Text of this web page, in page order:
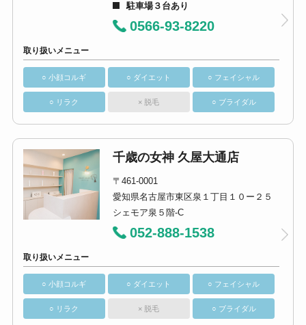
駐車場３台あり
0566-93-8220
取り扱いメニュー
○ 小顔コルギ ○ ダイエット ○ フェイシャル
○ リラク × 脱毛 ○ ブライダル
千歳の女神 久屋大通店
〒461-0001
愛知県名古屋市東区泉１丁目１０ー２５
シェモア泉５階-C
052-888-1538
取り扱いメニュー
○ 小顔コルギ ○ ダイエット ○ フェイシャル
○ リラク × 脱毛 ○ ブライダル